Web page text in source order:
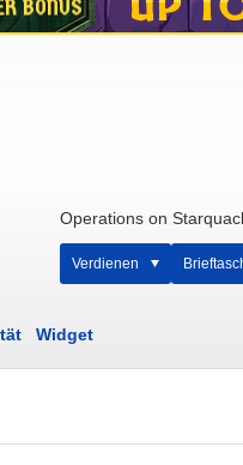
Operations on
Verdienen
Widget